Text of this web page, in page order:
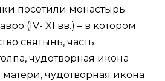
посетили монастырь
(IV- XI вв.) – в котором
святынь, часть
чудотворная икона
чудотворная икона